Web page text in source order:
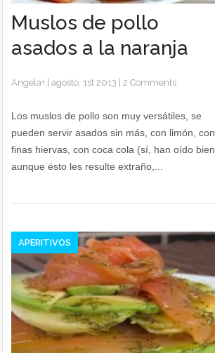
Muslos de pollo
asados a la naranja
Angela+ |agosto, 1st 2013 |2 Comments
Los muslos de pollo son muy versátiles, se
pueden servir asados sin más, con limón, con
finas hiervas, con coca cola (sí, han oído bien,
aunque ésto les resulte extraño,...
APERITIVOS